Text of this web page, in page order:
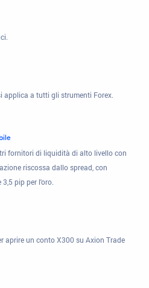
applica a tutti gli strumenti Forex.
fornitori di liquidità di alto livello con
riscossa dallo spread, con
3,5 pip per l'oro.
aprire un conto X300 su Axion Trade